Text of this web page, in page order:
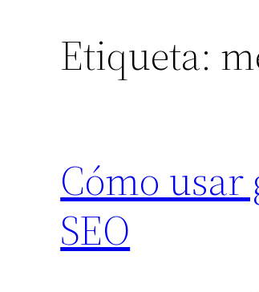
Etiqueta:
Cómo
SEO